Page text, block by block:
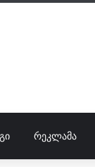
ᲠᲔᲙᲚᲐᲛᲐ